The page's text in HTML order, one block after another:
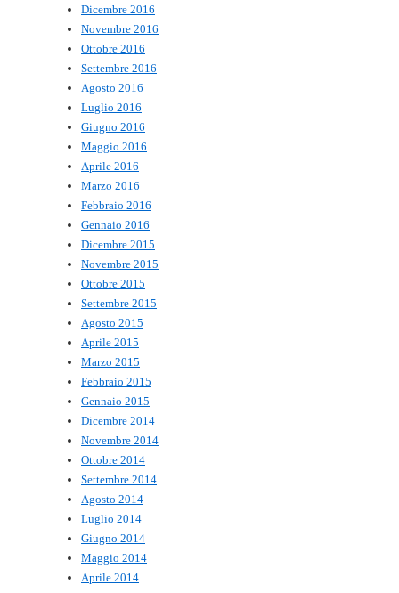
Dicembre 2016
Novembre 2016
Ottobre 2016
Settembre 2016
Agosto 2016
Luglio 2016
Giugno 2016
Maggio 2016
Aprile 2016
Marzo 2016
Febbraio 2016
Gennaio 2016
Dicembre 2015
Novembre 2015
Ottobre 2015
Settembre 2015
Agosto 2015
Aprile 2015
Marzo 2015
Febbraio 2015
Gennaio 2015
Dicembre 2014
Novembre 2014
Ottobre 2014
Settembre 2014
Agosto 2014
Luglio 2014
Giugno 2014
Maggio 2014
Aprile 2014